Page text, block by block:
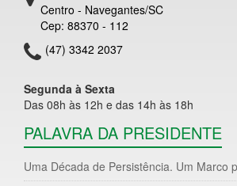
Centro - Navegantes/SC
Cep: 88370 - 112
(47) 3342 2037
Segunda à Sexta
Das 08h às 12h e das 14h às 18h
PALAVRA DA PRESIDENTE
Uma Década de Persistência. Um Marco